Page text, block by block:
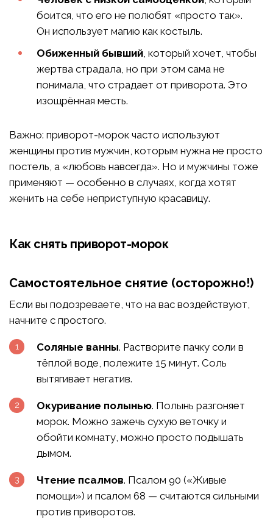
боится, что его не полюбят «просто так».
Он использует магию как костыль.
Обиженный бывший, который хочет, чтобы
жертва страдала, но при этом сама не
понимала, что страдает от приворота. Это
изощрённая месть.
Важно: приворот-морок часто используют
женщины против мужчин, которым нужна не просто
постель, а «любовь навсегда». Но и мужчины тоже
применяют — особенно в случаях, когда хотят
женить на себе неприступную красавицу.
Как снять приворот-морок
Самостоятельное снятие (осторожно!)
Если вы подозреваете, что на вас воздействуют,
начните с простого.
Соляные ванны. Растворите пачку соли в
тёплой воде, полежите 15 минут. Соль
вытягивает негатив.
Окуривание полынью. Полынь разгоняет
морок. Можно зажечь сухую веточку и
обойти комнату, можно просто подышать
дымом.
Чтение псалмов. Псалом 90 («Живые
помощи») и псалом 68 — считаются сильными
против приворотов.